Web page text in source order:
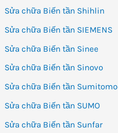
Sửa chữa Biến tần Shihlin
Sửa chữa Biến tần SIEMENS
Sửa chữa Biến tần Sinee
Sửa chữa Biến tần Sinovo
Sửa chữa Biến tần Sumitomo
Sửa chữa Biến tần SUMO
Sửa chữa Biến tần Sunfar